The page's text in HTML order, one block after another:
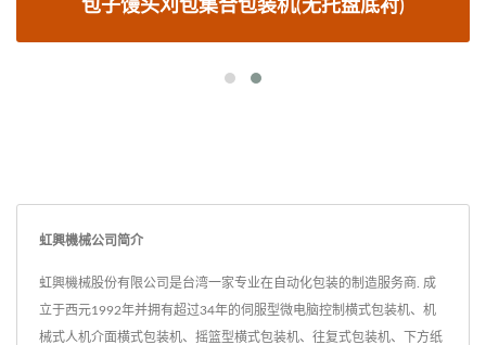
包子馒头刈包集合包装机(无托盘底衬)
虹興機械公司简介
虹興機械股份有限公司是台湾一家专业在自动化包装的制造服务商. 成
立于西元1992年并拥有超过34年的伺服型微电脑控制横式包装机、机
械式人机介面横式包装机、摇篮型横式包装机、往复式包装机、下方纸